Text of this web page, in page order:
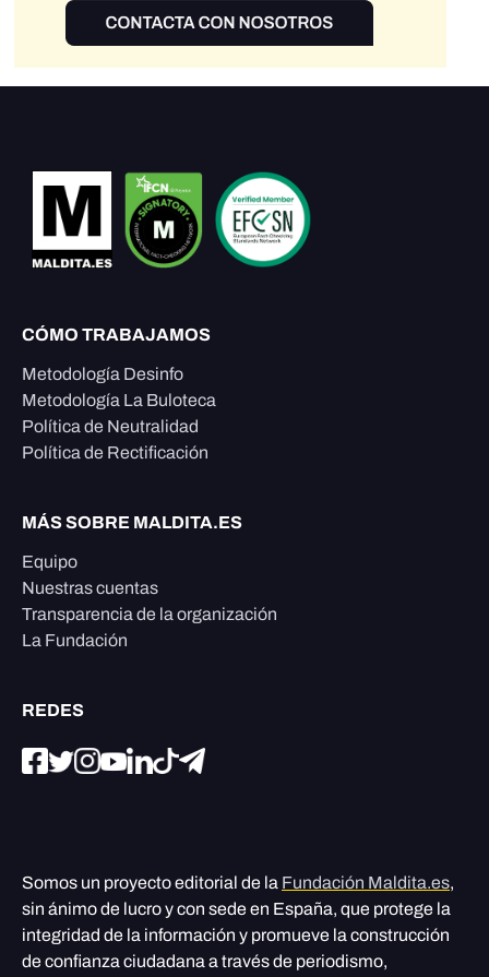
CÓMO TRABAJAMOS
Metodología Desinfo
Metodología La Buloteca
Política de Neutralidad
Política de Rectificación
MÁS SOBRE MALDITA.ES
Equipo
Nuestras cuentas
Transparencia de la organización
La Fundación
REDES
Somos un proyecto editorial de la Fundación Maldita.es,
sin ánimo de lucro y con sede en España, que protege la
integridad de la información y promueve la construcción
de confianza ciudadana a través de periodismo,